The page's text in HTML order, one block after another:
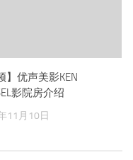
】优声美影KEN
影院房介绍
11月10日